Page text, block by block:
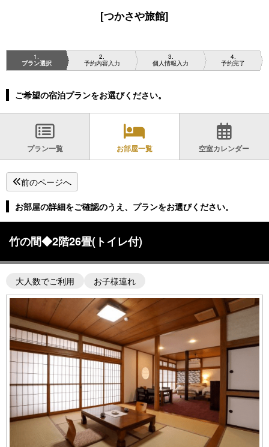
[つかさや旅館]
1
プラン選択
2
予約内容入力
3
個人情報入力
4
予約完了
ご希望の宿泊プランをお選びください。
プラン一覧 お部屋一覧 空室カレンダー
前のページへ
お部屋の詳細をご確認のうえ、プランをお選びください。
竹の間◆2階26畳(トイレ付)
大人数でご利用 お子様連れ